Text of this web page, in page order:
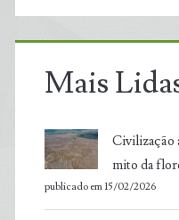
Mais
Civilização
mito da
publicado em 15/02/2026